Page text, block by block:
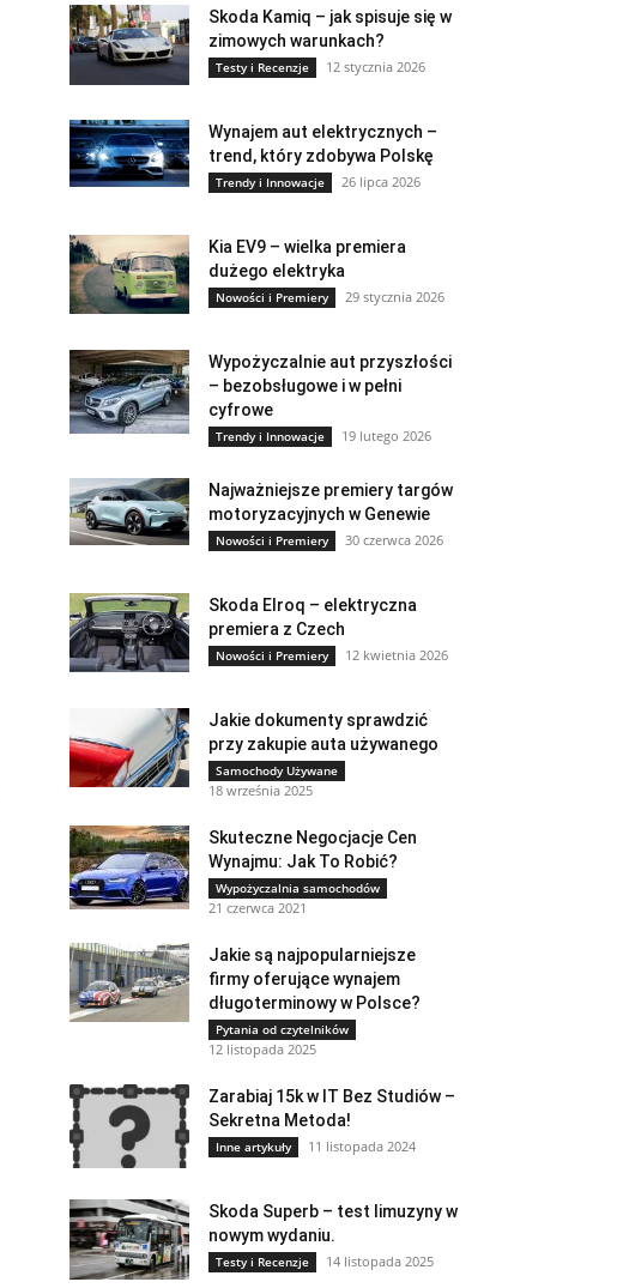
Skoda Kamiq – jak spisuje się w
zimowych warunkach?
Testy i Recenzje 12 stycznia 2026
Wynajem aut elektrycznych –
trend, który zdobywa Polskę
Trendy i Innowacje 26 lipca 2026
Kia EV9 – wielka premiera
dużego elektryka
Nowości i Premiery 29 stycznia 2026
Wypożyczalnie aut przyszłości
– bezobsługowe i w pełni
cyfrowe
Trendy i Innowacje 19 lutego 2026
Najważniejsze premiery targów
motoryzacyjnych w Genewie
Nowości i Premiery 30 czerwca 2026
Skoda Elroq – elektryczna
premiera z Czech
Nowości i Premiery 12 kwietnia 2026
Jakie dokumenty sprawdzić
przy zakupie auta używanego
Samochody Używane
18 września 2025
Skuteczne Negocjacje Cen
Wynajmu: Jak To Robić?
Wypożyczalnia samochodów
21 czerwca 2021
Jakie są najpopularniejsze
firmy oferujące wynajem
długoterminowy w Polsce?
Pytania od czytelników
12 listopada 2025
Zarabiaj 15k w IT Bez Studiów –
Sekretna Metoda!
Inne artykuły 11 listopada 2024
Skoda Superb – test limuzyny w
nowym wydaniu.
Testy i Recenzje 14 listopada 2025